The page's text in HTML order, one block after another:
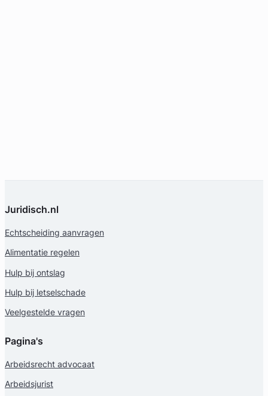
Juridisch.nl
Echtscheiding aanvragen
Alimentatie regelen
Hulp bij ontslag
Hulp bij letselschade
Veelgestelde vragen
Pagina's
Arbeidsrecht advocaat
Arbeidsjurist